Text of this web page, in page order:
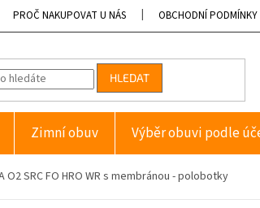
PROČ NAKUPOVAT U NÁS OBCHODNÍ PODMÍNKY
HLEDAT
Zimní obuv Výběr obuvi podle
O2 SRC FO HRO WR s membránou - polobotky